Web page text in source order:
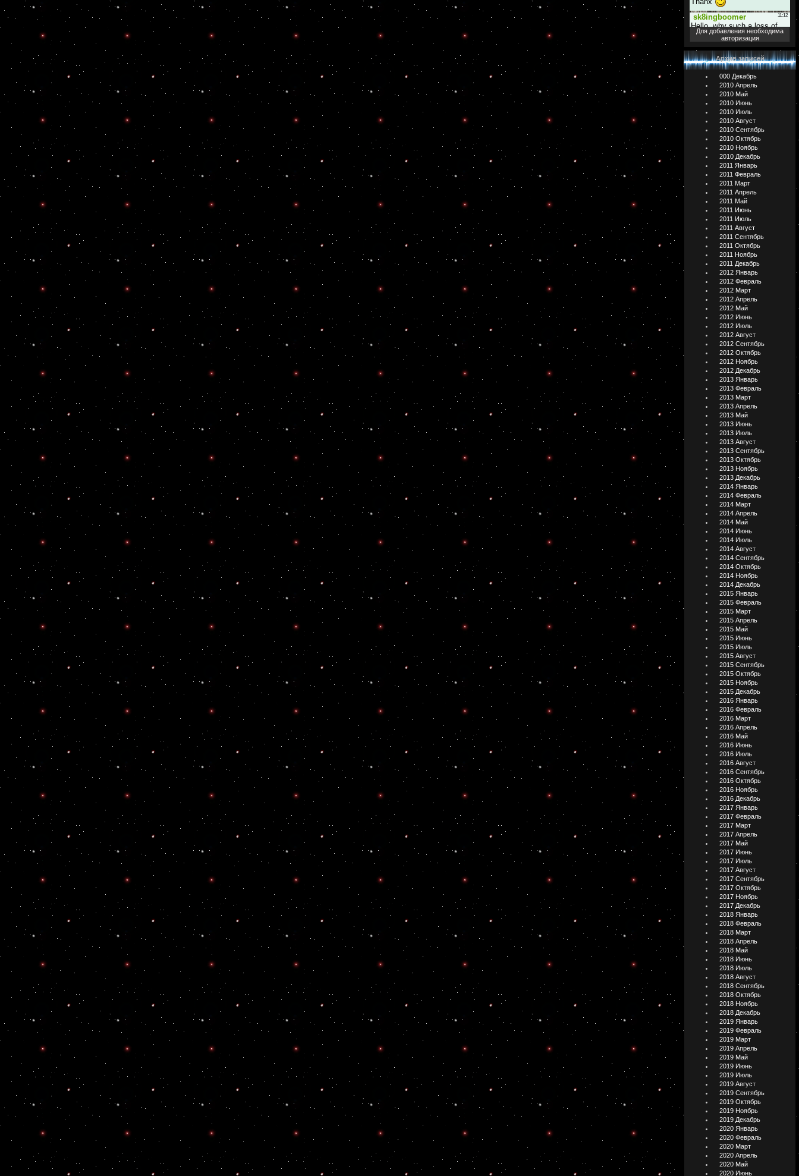
Для добавления необходима
авторизация
Архив записей
000 Декабрь
2010 Апрель
2010 Май
2010 Июнь
2010 Июль
2010 Август
2010 Сентябрь
2010 Октябрь
2010 Ноябрь
2010 Декабрь
2011 Январь
2011 Февраль
2011 Март
2011 Апрель
2011 Май
2011 Июнь
2011 Июль
2011 Август
2011 Сентябрь
2011 Октябрь
2011 Ноябрь
2011 Декабрь
2012 Январь
2012 Февраль
2012 Март
2012 Апрель
2012 Май
2012 Июнь
2012 Июль
2012 Август
2012 Сентябрь
2012 Октябрь
2012 Ноябрь
2012 Декабрь
2013 Январь
2013 Февраль
2013 Март
2013 Апрель
2013 Май
2013 Июнь
2013 Июль
2013 Август
2013 Сентябрь
2013 Октябрь
2013 Ноябрь
2013 Декабрь
2014 Январь
2014 Февраль
2014 Март
2014 Апрель
2014 Май
2014 Июнь
2014 Июль
2014 Август
2014 Сентябрь
2014 Октябрь
2014 Ноябрь
2014 Декабрь
2015 Январь
2015 Февраль
2015 Март
2015 Апрель
2015 Май
2015 Июнь
2015 Июль
2015 Август
2015 Сентябрь
2015 Октябрь
2015 Ноябрь
2015 Декабрь
2016 Январь
2016 Февраль
2016 Март
2016 Апрель
2016 Май
2016 Июнь
2016 Июль
2016 Август
2016 Сентябрь
2016 Октябрь
2016 Ноябрь
2016 Декабрь
2017 Январь
2017 Февраль
2017 Март
2017 Апрель
2017 Май
2017 Июнь
2017 Июль
2017 Август
2017 Сентябрь
2017 Октябрь
2017 Ноябрь
2017 Декабрь
2018 Январь
2018 Февраль
2018 Март
2018 Апрель
2018 Май
2018 Июнь
2018 Июль
2018 Август
2018 Сентябрь
2018 Октябрь
2018 Ноябрь
2018 Декабрь
2019 Январь
2019 Февраль
2019 Март
2019 Апрель
2019 Май
2019 Июнь
2019 Июль
2019 Август
2019 Сентябрь
2019 Октябрь
2019 Ноябрь
2019 Декабрь
2020 Январь
2020 Февраль
2020 Март
2020 Апрель
2020 Май
2020 Июнь